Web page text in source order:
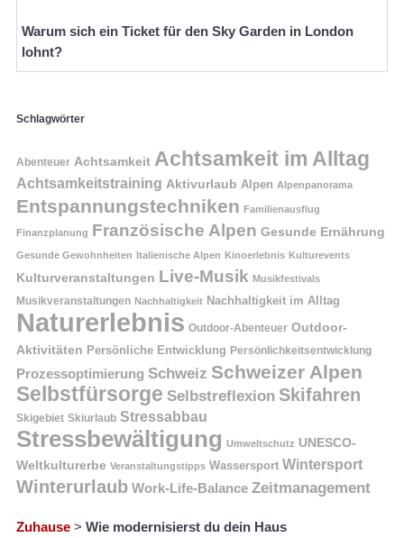
Warum sich ein Ticket für den Sky Garden in London
lohnt?
Schlagwörter
Abenteuer Achtsamkeit Achtsamkeit im Alltag
Achtsamkeitstraining Aktivurlaub Alpen Alpenpanorama
Entspannungstechniken Familienausflug
Finanzplanung Französische Alpen Gesunde Ernährung
Gesunde Gewohnheiten Italienische Alpen Kinoerlebnis Kulturevents
Kulturveranstaltungen Live-Musik Musikfestivals
Musikveranstaltungen Nachhaltigkeit Nachhaltigkeit im Alltag
Naturerlebnis Outdoor-Abenteuer Outdoor-
Aktivitäten Persönliche Entwicklung Persönlichkeitsentwicklung
Prozessoptimierung Schweiz Schweizer Alpen
Selbstfürsorge Selbstreflexion Skifahren
Skigebiet Skiurlaub Stressabbau
Stressbewältigung Umweltschutz UNESCO-
Weltkulturerbe Veranstaltungstipps Wassersport Wintersport
Winterurlaub Work-Life-Balance Zeitmanagement
Zuhause > Wie modernisierst du dein Haus